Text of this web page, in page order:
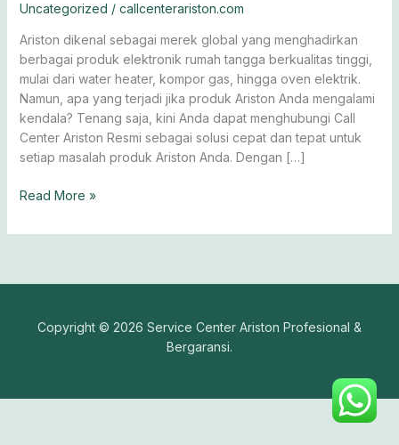
Uncategorized / callcenterariston.com
Ariston dikenal sebagai merek global yang menghadirkan
berbagai produk elektronik rumah tangga berkualitas tinggi,
mulai dari water heater, kompor gas, hingga oven elektrik.
Namun, apa yang terjadi jika produk Ariston Anda mengalami
kendala? Tenang saja, kini Anda dapat menghubungi Call
Center Ariston Resmi sebagai solusi cepat dan tepat untuk
setiap masalah produk Ariston Anda. Dengan […]
Service
Ariston
Terbaik
Read More »
Copyright © 2026 Service Center Ariston Profesional &
Bergaransi.